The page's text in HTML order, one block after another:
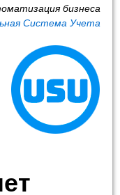
бизнеса
Система Учета